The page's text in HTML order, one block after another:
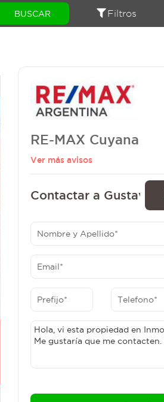
Filtros
RE-MAX Cuyana
Ver más avisos
Contactar a Gustavo
- (0264) 15-506-1150